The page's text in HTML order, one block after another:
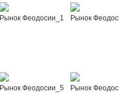
Рынок Феодосии_1 Рынок
Рынок Феодосии_5 Рынок